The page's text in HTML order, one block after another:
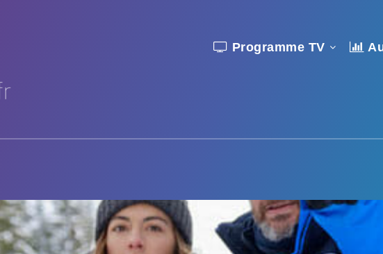
Programme TV